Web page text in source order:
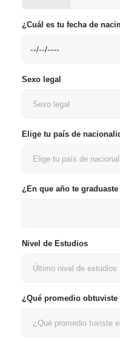
¿Cuál es tu fecha de
Sexo legal
Elige tu país de
¿En que año te
Nivel de Estudios
¿Qué promedio